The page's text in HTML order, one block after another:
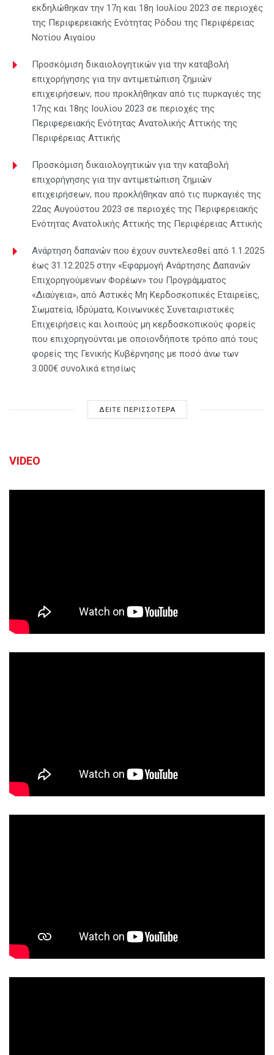
εκδηλώθηκαν την 17η και 18η Ιουλίου 2023 σε περιοχές
της Περιφερειακής Ενότητας Ρόδου της Περιφέρειας
Νοτίου Αιγαίου
Προσκόμιση δικαιολογητικών για την καταβολή
επιχορήγησης για την αντιμετώπιση ζημιών
επιχειρήσεων, που προκλήθηκαν από τις πυρκαγιές της
17ης και 18ης Ιουλίου 2023 σε περιοχές της
Περιφερειακής Ενότητας Ανατολικής Αττικής της
Περιφέρειας Αττικής
Προσκόμιση δικαιολογητικών για την καταβολή
επιχορήγησης για την αντιμετώπιση ζημιών
επιχειρήσεων, που προκλήθηκαν από τις πυρκαγιές της
22ας Αυγούστου 2023 σε περιοχές της Περιφερειακής
Ενότητας Ανατολικής Αττικής της Περιφέρειας Αττικής
Ανάρτηση δαπανών που έχουν συντελεσθεί από 1.1.2025
έως 31.12.2025 στην «Εφαρμογή Ανάρτησης Δαπανών
Επιχορηγούμενων Φορέων» του Προγράμματος
«Διαύγεια», από Αστικές Μη Κερδοσκοπικές Εταιρείες,
Σωματεία, Ιδρύματα, Κοινωνικές Συνεταιριστικές
Επιχειρήσεις και λοιπούς μη κερδοσκοπικούς φορείς
που επιχορηγούνται με οποιονδήποτε τρόπο από τους
φορείς της Γενικής Κυβέρνησης με ποσό άνω των
3.000€ συνολικά ετησίως
ΔΕΙΤΕ ΠΕΡΙΣΣΟΤΕΡΑ
VIDEO